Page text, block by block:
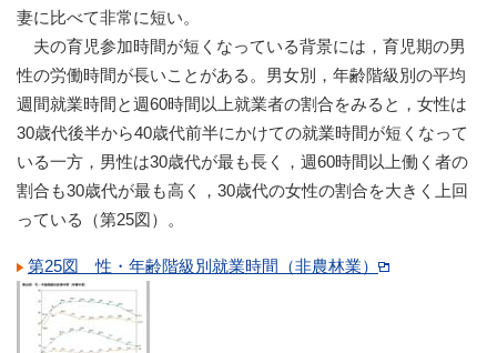
妻に比べて非常に短い。
夫の育児参加時間が短くなっている背景には，育児期の男
性の労働時間が長いことがある。男女別，年齢階級別の平均
週間就業時間と週60時間以上就業者の割合をみると，女性は
30歳代後半から40歳代前半にかけての就業時間が短くなって
いる一方，男性は30歳代が最も長く，週60時間以上働く者の
割合も30歳代が最も高く，30歳代の女性の割合を大きく上回
っている（第25図）。
第25図 性・年齢階級別就業時間（非農林業）